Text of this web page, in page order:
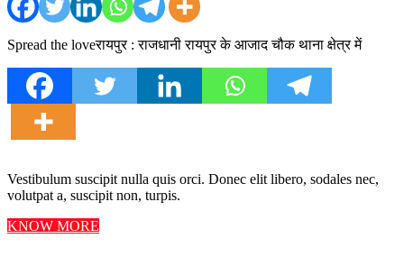
Spread the loveरायपुर : राजधानी रायपुर के आजाद चौक थाना क्षेत्र में
Vestibulum suscipit nulla quis orci. Donec elit libero, sodales nec,
volutpat a, suscipit non, turpis.
KNOW MORE